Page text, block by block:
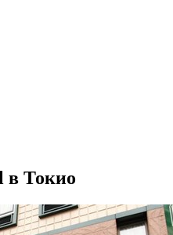
в Токио